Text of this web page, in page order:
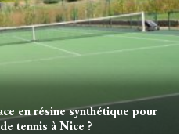
en résine synthétique pour
tennis à Nice ?